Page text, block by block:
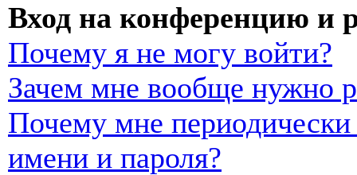
Вход на конференцию и
Почему я не могу войти?
Зачем мне вообще нужно
Почему мне периодически
имени и пароля?